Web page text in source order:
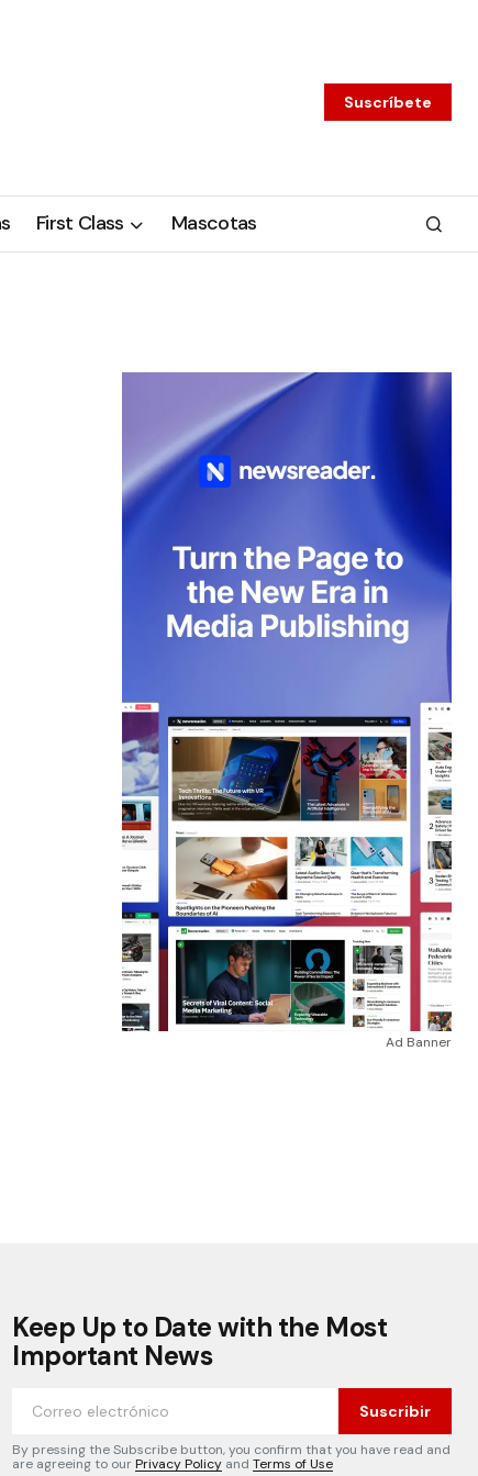
Suscríbete
First Class Mascotas
Ad Banner
Keep Up to Date with the Most
Important News
Suscribir
By pressing the Subscribe button, you confirm that you have read and
are agreeing to ourPrivacy Policy and Terms of Use